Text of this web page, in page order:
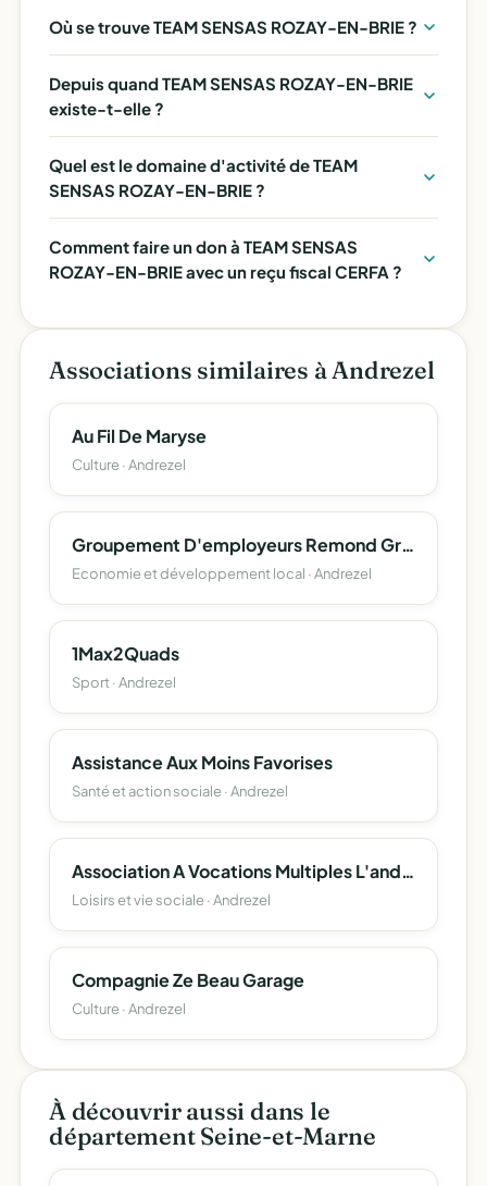
Où se trouve TEAM SENSAS ROZAY-EN-BRIE ?
Depuis quand TEAM SENSAS ROZAY-EN-BRIE
existe-t-elle ?
Quel est le domaine d'activité de TEAM
SENSAS ROZAY-EN-BRIE ?
Comment faire un don à TEAM SENSAS
ROZAY-EN-BRIE avec un reçu fiscal CERFA ?
Associations similaires à Andrezel
Au Fil De Maryse
Culture · Andrezel
Groupement D'employeurs Remond Granday
Economie et développement local · Andrezel
1Max2Quads
Sport · Andrezel
Assistance Aux Moins Favorises
Santé et action sociale · Andrezel
Association A Vocations Multiples L'andrezelienne
Loisirs et vie sociale · Andrezel
Compagnie Ze Beau Garage
Culture · Andrezel
À découvrir aussi dans le
département Seine-et-Marne